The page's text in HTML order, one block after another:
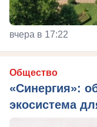
вчера в 17:22
Общество
«Синергия»:
экосистема